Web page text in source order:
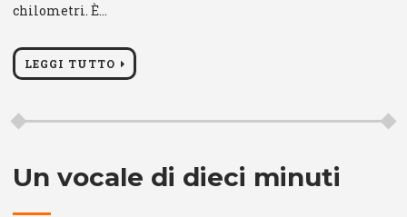
chilometri. È…
LEGGI TUTTO
Un vocale di dieci minuti